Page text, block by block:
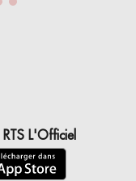
RTS L'Officiel